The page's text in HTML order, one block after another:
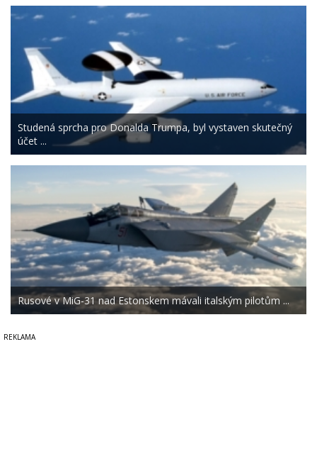
Studená sprcha pro Donalda Trumpa, byl vystaven skutečný
účet ...
Rusové v MiG-31 nad Estonskem mávali italským pilotům ...